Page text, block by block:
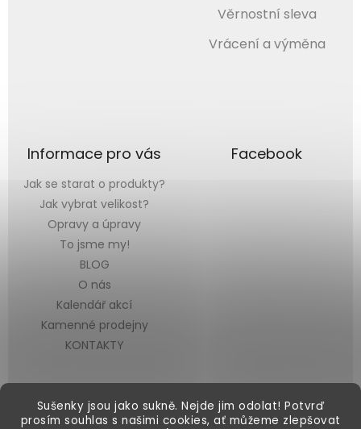
Sušenky jsou jako sukně. Nejde jim odolat! Potvrď
prosím souhlas s našimi cookies, ať můžeme zlepšovat
Věrnostní sleva
Vrácení a výměna
Informace pro vás
Jak se starat o produkty?
Jak vybrat velikost?
Opravy a úpravy
To jsme my!
BLOG
O nás
Kalendář akcí
Kamenné prodejny
KONTAKTY
Facebook